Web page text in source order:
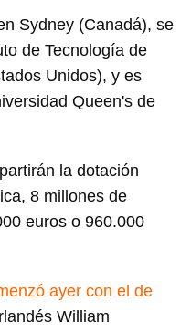
Sydney (Canadá), se
de Tecnología de
Unidos), y es
Queen's de
la dotación
8 millones de
euros o 960.000
ayer con el de
William